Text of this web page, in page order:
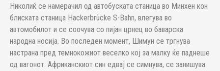
Николиќ се намерачил од автобуската станица во Минхен кон
блиската станица Hackerbrücke S-Bahn, влегува во
автомобилот и се соочува со пијан црнец во баварска
народна носија. Во последен момент, Шимун се тргнува
настрана пред темнокожиот веселко кој за малку ќе паднеше
од вагонот. Африканскиот син едвај се симнува, се занишува